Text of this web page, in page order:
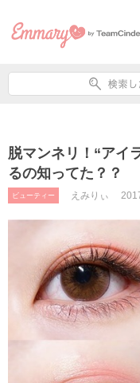
脱マンネリ！“アイ
るの知ってた？？
ビューティー えみりぃ